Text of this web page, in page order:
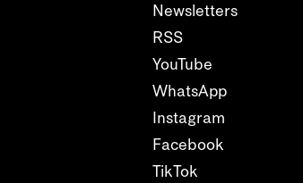
Newsletters
RSS
YouTube
WhatsApp
Instagram
Facebook
TikTok